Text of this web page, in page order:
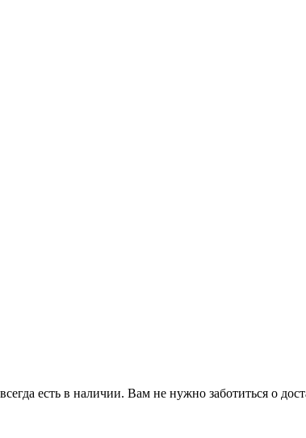
есть в наличии. Вам не нужно заботиться о